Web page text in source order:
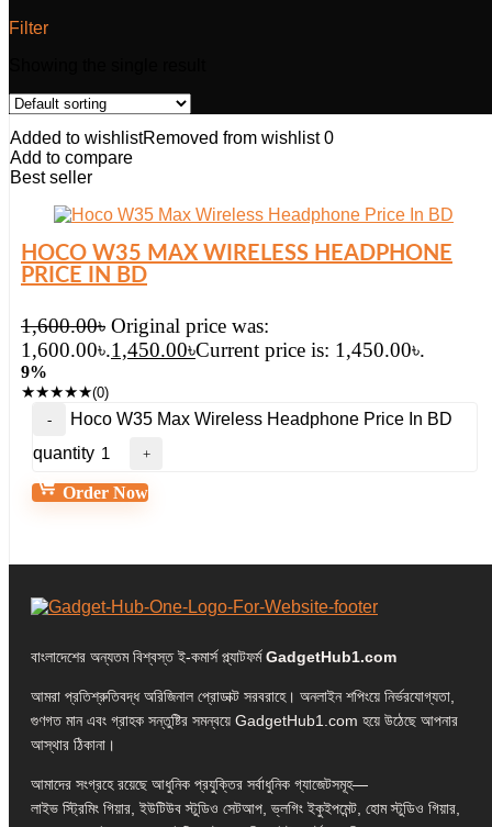
Filter
Added to wishlistRemoved from wishlist 0
Add to compare
Best seller
HOCO W35 MAX WIRELESS HEADPHONE
PRICE IN BD
1,600.00৳ Original price was:
1,600.00৳.1,450.00৳Current price is: 1,450.00৳.
9%
★★★★★(0)
Hoco W35 Max Wireless Headphone Price In BD
quantity
Order Now
বাংলাদেশের অন্যতম বিশ্বস্ত ই-কমার্স প্ল্যাটফর্মGadgetHub1.com
আমরা প্রতিশ্রুতিবদ্ধ অরিজিনাল প্রোডাক্ট সরবরাহে। অনলাইন শপিংয়ে নির্ভরযোগ্যতা,
গুণগত মান এবং গ্রাহক সন্তুষ্টির সমন্বয়ে GadgetHub1.com হয়ে উঠেছে আপনার
আস্থার ঠিকানা।
আমাদের সংগ্রহে রয়েছে আধুনিক প্রযুক্তির সর্বাধুনিক গ্যাজেটসমূহ—
লাইভ স্ট্রিমিং গিয়ার, ইউটিউব স্টুডিও সেটআপ, ভ্লগিং ইকুইপমেন্ট, হোম স্টুডিও গিয়ার,